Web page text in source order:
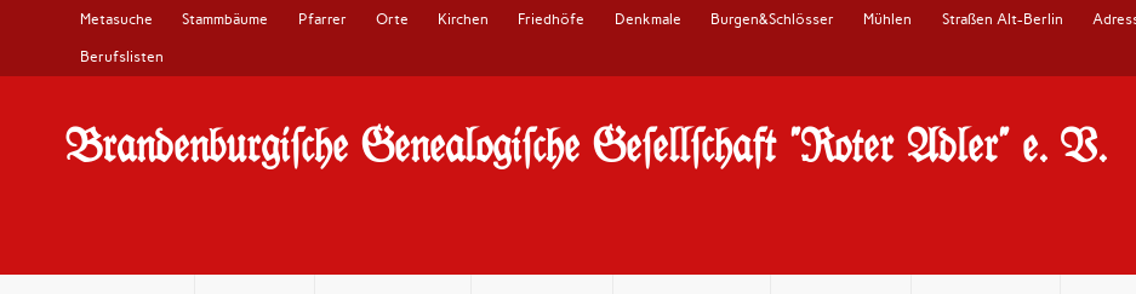
Metasuche Stammbäume Pfarrer Orte Kirchen Friedhöfe Denkmale Burgen&Schlösser Mühlen Straßen Alt-Berlin
Berufslisten
Brandenburgi#che Genealogi#che Ge#ell#chaft "Roter Adler" e. V.